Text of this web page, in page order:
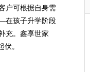
户可根据自身需
在孩子升学阶段
充。鑫享世家
。